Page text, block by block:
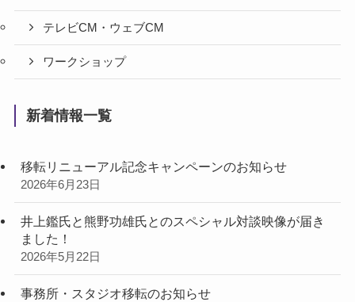
テレビCM・ウェブCM
ワークショップ
新着情報一覧
移転リニューアル記念キャンペーンのお知らせ
2026年6月23日
井上鑑氏と熊野功雄氏とのスペシャル対談映像が届き
ました！
2026年5月22日
事務所・スタジオ移転のお知らせ